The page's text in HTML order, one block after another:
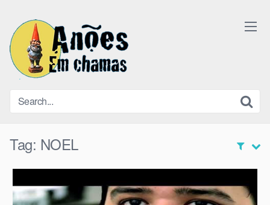
content
Tag: NOEL